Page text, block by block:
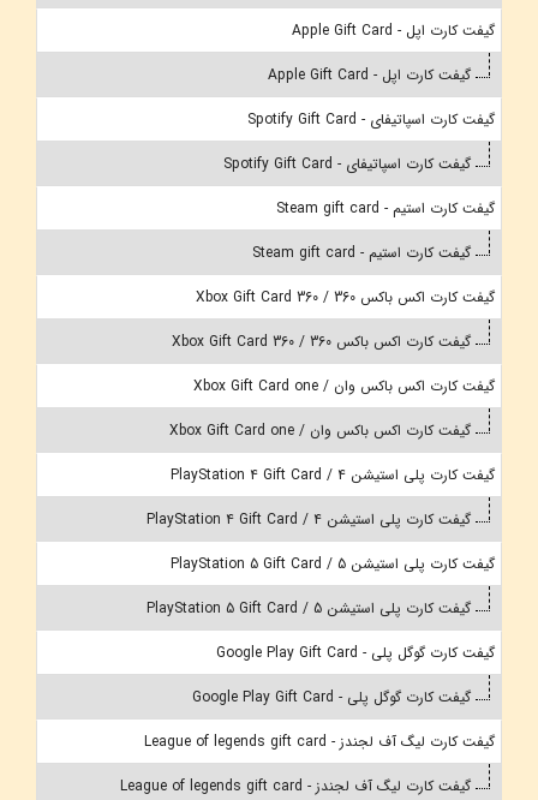
گیفت کارت اپل - Apple Gift Card
گیفت کارت اپل - Apple Gift Card
گیفت کارت اسپاتیفای - Spotify Gift Card
گیفت کارت اسپاتیفای - Spotify Gift Card
گیفت کارت استیم - Steam gift card
گیفت کارت استیم - Steam gift card
گیفت کارت اکس باکس 360 / Xbox Gift Card 360
گیفت کارت اکس باکس 360 / Xbox Gift Card 360
گیفت کارت اکس باکس وان / Xbox Gift Card one
گیفت کارت اکس باکس وان / Xbox Gift Card one
گیفت کارت پلی استیشن 4 / PlayStation 4 Gift Card
گیفت کارت پلی استیشن 4 / PlayStation 4 Gift Card
گیفت کارت پلی استیشن 5 / PlayStation 5 Gift Card
گیفت کارت پلی استیشن 5 / PlayStation 5 Gift Card
گیفت کارت گوگل پلی - Google Play Gift Card
گیفت کارت گوگل پلی - Google Play Gift Card
گیفت کارت لیگ آف لجندز - League of legends gift card
گیفت کارت لیگ آف لجندز - League of legends gift card